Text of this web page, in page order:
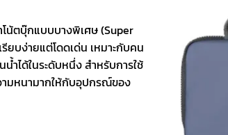
โน้ตบุ๊กแบบบางพิเศษ (Super
บง่ายแต่โดดเด่น เหมาะกับคน
ำได้ในระดับหนึ่ง สำหรับการใช้
ามหนามากให้กับอุปกรณ์ของ